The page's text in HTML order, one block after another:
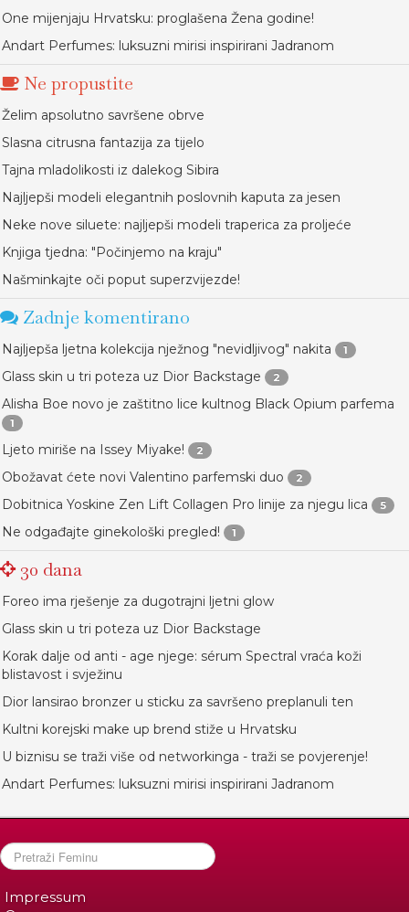
One mijenjaju Hrvatsku: proglašena Žena godine!
Andart Perfumes: luksuzni mirisi inspirirani Jadranom
Ne propustite
Želim apsolutno savršene obrve
Slasna citrusna fantazija za tijelo
Tajna mladolikosti iz dalekog Sibira
Najljepši modeli elegantnih poslovnih kaputa za jesen
Neke nove siluete: najljepši modeli traperica za proljeće
Knjiga tjedna: "Počinjemo na kraju"
Našminkajte oči poput superzvijezde!
Zadnje komentirano
Najljepša ljetna kolekcija nježnog "nevidljivog" nakita 1
Glass skin u tri poteza uz Dior Backstage 2
Alisha Boe novo je zaštitno lice kultnog Black Opium parfema
1
Ljeto miriše na Issey Miyake! 2
Obožavat ćete novi Valentino parfemski duo 2
Dobitnica Yoskine Zen Lift Collagen Pro linije za njegu lica 5
Ne odgađajte ginekološki pregled! 1
30 dana
Foreo ima rješenje za dugotrajni ljetni glow
Glass skin u tri poteza uz Dior Backstage
Korak dalje od anti - age njege: sérum Spectral vraća koži
blistavost i svježinu
Dior lansirao bronzer u sticku za savršeno preplanuli ten
Kultni korejski make up brend stiže u Hrvatsku
U biznisu se traži više od networkinga - traži se povjerenje!
Andart Perfumes: luksuzni mirisi inspirirani Jadranom
Impressum